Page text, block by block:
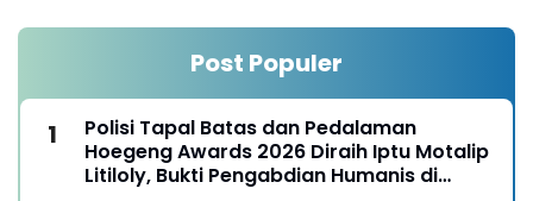
Post Populer
Polisi Tapal Batas dan Pedalaman
Hoegeng Awards 2026 Diraih Iptu Motalip
Litiloly, Bukti Pengabdian Humanis di